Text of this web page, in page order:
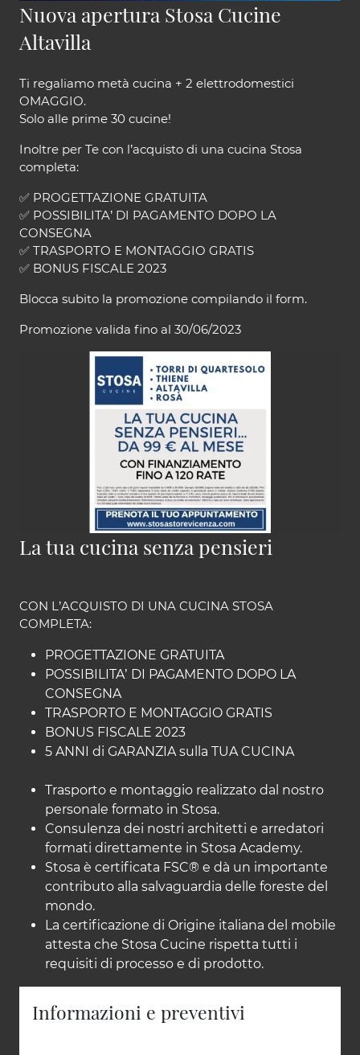
Nuova apertura Stosa Cucine
Altavilla
Ti regaliamo metà cucina + 2 elettrodomestici
OMAGGIO.
Solo alle prime 30 cucine!
Inoltre per Te con l’acquisto di una cucina Stosa
completa:
✅ PROGETTAZIONE GRATUITA
✅ POSSIBILITA’ DI PAGAMENTO DOPO LA
CONSEGNA
✅ TRASPORTO E MONTAGGIO GRATIS
✅ BONUS FISCALE 2023
Blocca subito la promozione compilando il form.
Promozione valida fino al 30/06/2023
La tua cucina senza pensieri
CON L’ACQUISTO DI UNA CUCINA STOSA
COMPLETA:
PROGETTAZIONE GRATUITA
POSSIBILITA’ DI PAGAMENTO DOPO LA
CONSEGNA
TRASPORTO E MONTAGGIO GRATIS
BONUS FISCALE 2023
5 ANNI di GARANZIA sulla TUA CUCINA
Trasporto e montaggio realizzato dal nostro
personale formato in Stosa.
Consulenza dei nostri architetti e arredatori
formati direttamente in Stosa Academy.
Stosa è certificata FSC® e dà un importante
contributo alla salvaguardia delle foreste del
mondo.
La certificazione di Origine italiana del mobile
attesta che Stosa Cucine rispetta tutti i
requisiti di processo e di prodotto.
Informazioni e preventivi